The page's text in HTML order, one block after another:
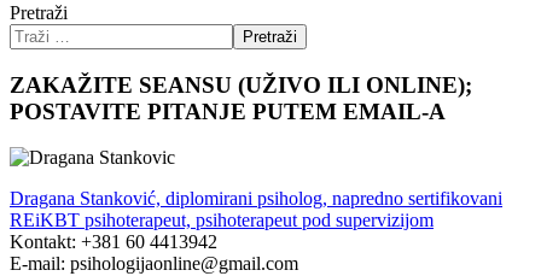
Pretraži
Pretraži
ZAKAŽITE SEANSU (UŽIVO ILI ONLINE);
POSTAVITE PITANJE PUTEM EMAIL-A
Dragana Stanković, diplomirani psiholog, napredno sertifikovani
REiKBT psihoterapeut, psihoterapeut pod supervizijom
Kontakt: +381 60 4413942
E-mail: psihologijaonline@gmail.com